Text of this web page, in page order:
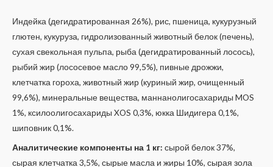
Индейка (дегидратированная 26%), рис, пшеница, кукурузный
глютен, кукуруза, гидролизованный животный белок (печень),
сухая свекольная пульпа, рыба (дегидратированный лосось),
рыбий жир (лососевое масло 99,5%), пивные дрожжи,
клетчатка гороха, животный жир (куриный жир, очищенный
99,6%), минеральные вещества, маннанолигосахариды MOS
1%, ксилоолигосахариды XOS 0,3%, юкка Шидигера 0,1%,
шиповник 0,1%.
Аналитические компоненты на 1 кг: сырой белок 37%,
сырая клетчатка 3,5%, сырые масла и жиры 10%, сырая зола